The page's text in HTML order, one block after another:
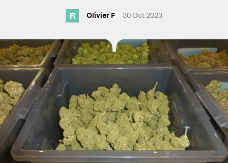
English (United Kingdom)
English (United States)
Spanish (Spain)
Spanish (Latin America)
German
French
R Olivier F 30 Oct 2023